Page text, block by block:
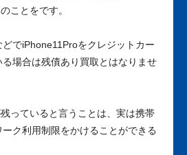
ことをです。
でiPhone11Proをクレジットカー
る場合は残債あり買取とはなりませ
っていると言うことは、実は携帯
ク利用制限をかけることができる